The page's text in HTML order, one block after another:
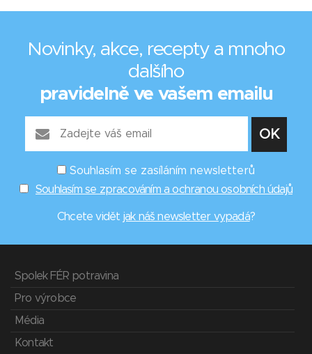
Novinky, akce, recepty a mnoho
dalšího
pravidelně ve vašem emailu
Souhlasím se zasíláním newsletterů
Souhlasím se zpracováním a ochranou osobních údajů
Chcete vidět jak náš newsletter vypadá?
Spolek FÉR potravina
Pro výrobce
Média
Kontakt